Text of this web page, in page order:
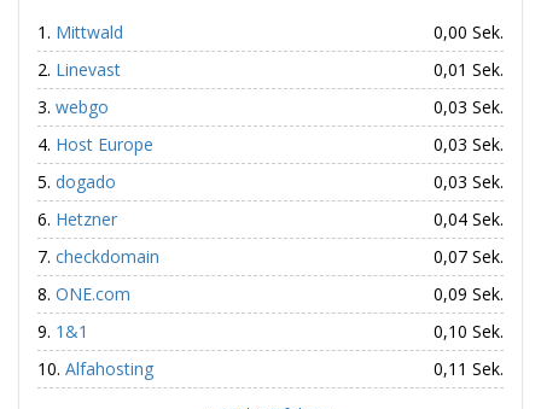
Mittwald
0,00 Sek.
Linevast
0,01 Sek.
webgo
0,03 Sek.
Host Europe
0,03 Sek.
dogado
0,03 Sek.
Hetzner
0,04 Sek.
checkdomain
0,07 Sek.
ONE.com
0,09 Sek.
1&1
0,10 Sek.
Alfahosting
0,11 Sek.